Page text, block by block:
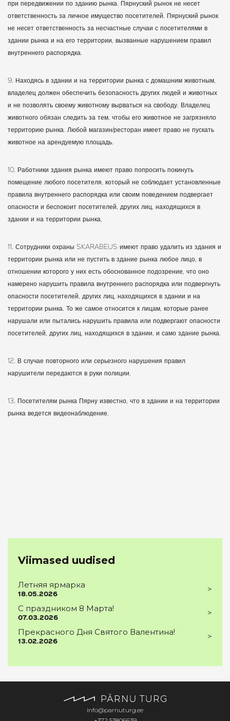
при передвижении по зданию рынка. Пярнуский рынок не несет
ответственность за личное имущество посетителей. Пярнуский рынок
не несет ответственность за несчастные случаи с посетителями в
здании рынка и на его территории, вызванные нарушением правил
внутреннего распорядка.
9. Находясь в здании и на территории рынка с домашним животным,
владелец должен обеспечить безопасность других людей и животных
и не позволять своему животному вырваться на свободу. Владелец
животного обязан следить за тем, чтобы его животное не загрязняло
территорию рынка. Любой магазин/ресторан имеет право не пускать
животное на арендуемую площадь.
10. Работники здания рынка имеют право попросить покинуть
помещение любого посетителя, который не соблюдает установленные
правила внутреннего распорядка или своим поведением подвергает
опасности и беспокоит посетителей, других лиц, находящихся в
здании и на территории рынка.
11. Сотрудники охраны SKARABEUS имеют право удалить из здания и
территории рынка или не пустить в здание рынка любое лицо, в
отношении которого у них есть обоснованное подозрение, что оно
намерено нарушить правила внутреннего распорядка или подвергнуть
опасности посетителей, других лиц, находящихся в здании и на
территории рынка. То же самое относится к лицам, которые ранее
нарушали или пытались нарушить правила или подвергают опасности
посетителей, других лиц, находящихся в здании, и само здание рынка.
12. В случае повторного или серьезного нарушения правил
нарушители передаются в руки полиции.
13. Посетителям рынка Пярну известно, что в здании и на территории
рынка ведется видеонаблюдение.
Viimased uudised
Летняя ярмарка
18.05.2026
С праздником 8 Марта!
07.03.2026
Прекрасного Дня Святого Валентина!
13.02.2026
info@parnuturg.ee